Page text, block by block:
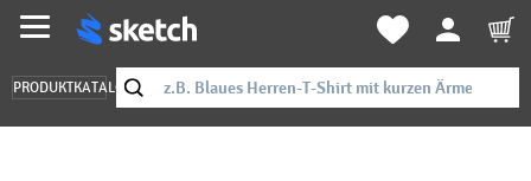
PRODUKTKATALOG